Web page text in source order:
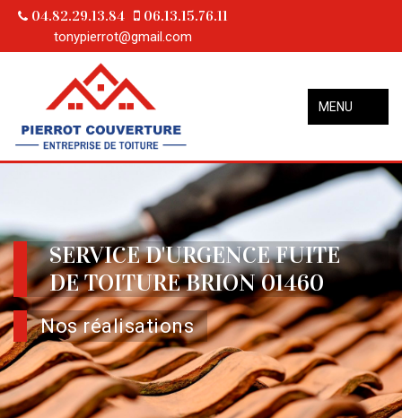
04.82.29.13.84 06.13.15.76.11
tonypierrot@gmail.com
MENU
SERVICE D'URGENCE FUITE
DE TOITURE BRION 01460
Nos réalisations